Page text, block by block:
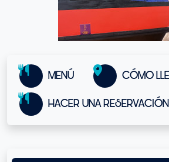
MENÚ
CÓMO
HACER UNA RESERVACIÓN